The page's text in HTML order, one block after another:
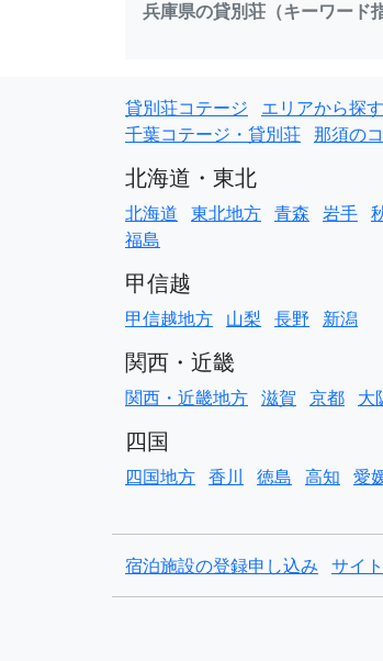
兵庫県の貸別荘（キーワード
貸別荘コテージ エリアから探す
千葉コテージ・貸別荘 那須の
北海道・東北
北海道 東北地方 青森 岩手
福島
甲信越
甲信越地方 山梨 長野 新潟
関西・近畿
関西・近畿地方 滋賀 京都 大
四国
四国地方 香川 徳島 高知 愛
宿泊施設の登録申し込み サイ